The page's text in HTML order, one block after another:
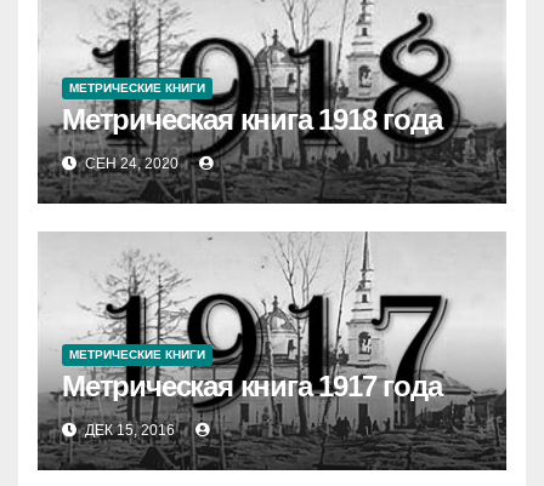
МЕТРИЧЕСКИЕ КНИГИ
Метрическая книга 1918 года
СЕН 24, 2020
МЕТРИЧЕСКИЕ КНИГИ
Метрическая книга 1917 года
ДЕК 15, 2016